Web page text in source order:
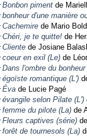
Bonbon piment de
bonheur d'une manière
Cachemire de Mario
Chéri, je te quitte! de
Cliente de Josiane
coeur en exil (Le) de
Dans l'ombre du bonheur
égoïste romantique (L')
Éva de Lucie Pagé
évangile selon Pilate (L')
femme du pilote (La) de
Fleurs captives (série)
forêt de tournesols (La)